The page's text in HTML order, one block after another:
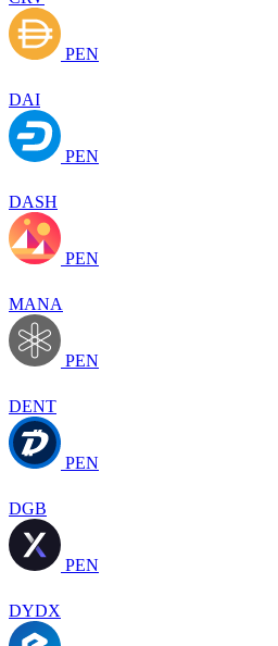
PEN
DAI
PEN
DASH
PEN
MANA
PEN
DENT
PEN
DGB
PEN
DYDX